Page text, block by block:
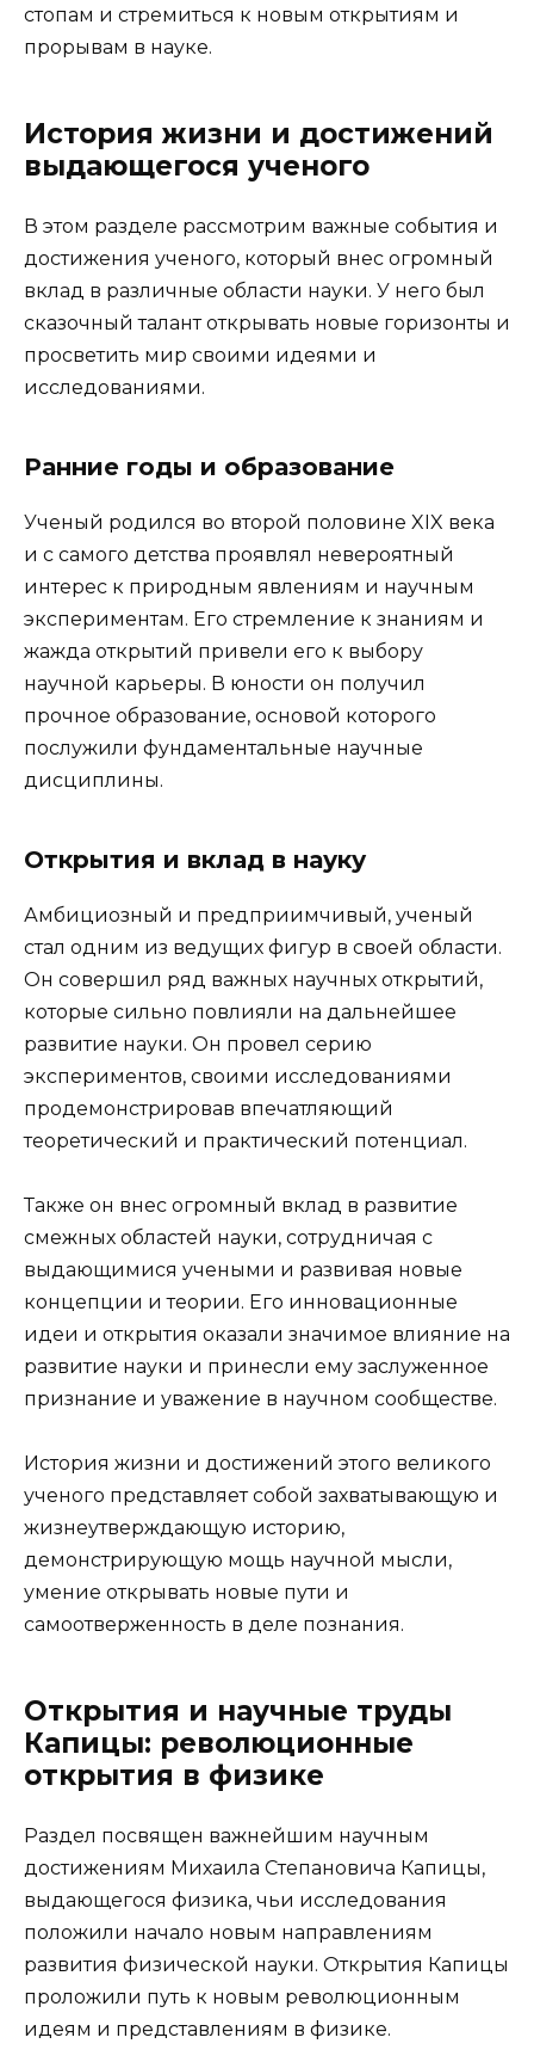
стопам и стремиться к новым открытиям и
прорывам в науке.
История жизни и достижений
выдающегося ученого
В этом разделе рассмотрим важные события и
достижения ученого, который внес огромный
вклад в различные области науки. У него был
сказочный талант открывать новые горизонты и
просветить мир своими идеями и
исследованиями.
Ранние годы и образование
Ученый родился во второй половине XIX века
и с самого детства проявлял невероятный
интерес к природным явлениям и научным
экспериментам. Его стремление к знаниям и
жажда открытий привели его к выбору
научной карьеры. В юности он получил
прочное образование, основой которого
послужили фундаментальные научные
дисциплины.
Открытия и вклад в науку
Амбициозный и предприимчивый, ученый
стал одним из ведущих фигур в своей области.
Он совершил ряд важных научных открытий,
которые сильно повлияли на дальнейшее
развитие науки. Он провел серию
экспериментов, своими исследованиями
продемонстрировав впечатляющий
теоретический и практический потенциал.
Также он внес огромный вклад в развитие
смежных областей науки, сотрудничая с
выдающимися учеными и развивая новые
концепции и теории. Его инновационные
идеи и открытия оказали значимое влияние на
развитие науки и принесли ему заслуженное
признание и уважение в научном сообществе.
История жизни и достижений этого великого
ученого представляет собой захватывающую и
жизнеутверждающую историю,
демонстрирующую мощь научной мысли,
умение открывать новые пути и
самоотверженность в деле познания.
Открытия и научные труды
Капицы: революционные
открытия в физике
Раздел посвящен важнейшим научным
достижениям Михаила Степановича Капицы,
выдающегося физика, чьи исследования
положили начало новым направлениям
развития физической науки. Открытия Капицы
проложили путь к новым революционным
идеям и представлениям в физике.